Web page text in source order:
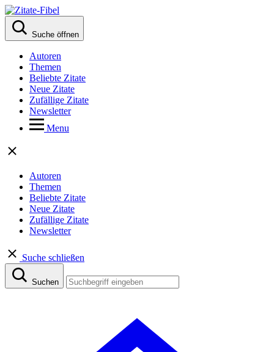
Suche öffnen
Autoren
Themen
Beliebte Zitate
Neue Zitate
Zufällige Zitate
Newsletter
Menu
Autoren
Themen
Beliebte Zitate
Neue Zitate
Zufällige Zitate
Newsletter
Suche schließen
Suchen